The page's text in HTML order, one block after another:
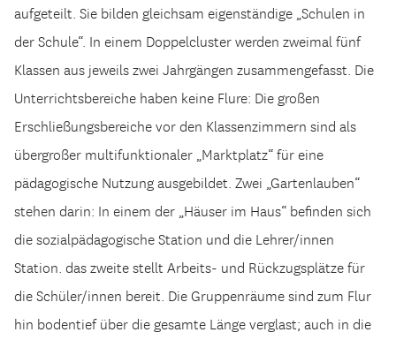
aufgeteilt. Sie bilden gleichsam eigenständige „Schulen in
der Schule“. In einem Doppelcluster werden zweimal fünf
Klassen aus jeweils zwei Jahrgängen zusammengefasst. Die
Unterrichtsbereiche haben keine Flure: Die großen
Erschließungsbereiche vor den Klassenzimmern sind als
übergroßer multifunktionaler „Marktplatz“ für eine
pädagogische Nutzung ausgebildet. Zwei „Gartenlauben“
stehen darin: In einem der „Häuser im Haus“ befinden sich
die sozialpädagogische Station und die Lehrer/innen
Station. das zweite stellt Arbeits- und Rückzugsplätze für
die Schüler/innen bereit. Die Gruppenräume sind zum Flur
hin bodentief über die gesamte Länge verglast; auch in die